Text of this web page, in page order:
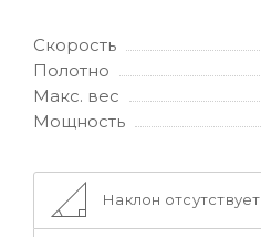
Скорость
Полотно
Макс. вес
Мощность
Наклон отсутствует